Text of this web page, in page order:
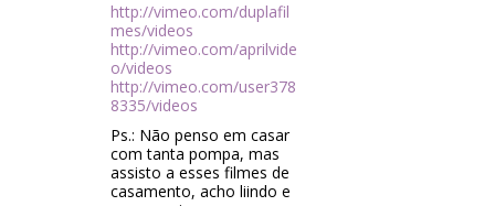
http://vimeo.com/duplafil
mes/videos
http://vimeo.com/aprilvide
o/videos
http://vimeo.com/user378
8335/videos
Ps.: Não penso em casar
com tanta pompa, mas
assisto a esses filmes de
casamento, acho liindo e